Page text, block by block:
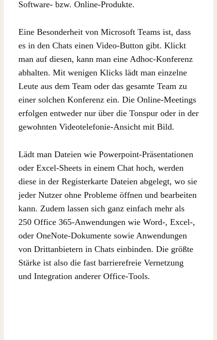
Software- bzw. Online-Produkte.
Eine Besonderheit von Microsoft Teams ist, dass
es in den Chats einen Video-Button gibt. Klickt
man auf diesen, kann man eine Adhoc-Konferenz
abhalten. Mit wenigen Klicks lädt man einzelne
Leute aus dem Team oder das gesamte Team zu
einer solchen Konferenz ein. Die Online-Meetings
erfolgen entweder nur über die Tonspur oder in der
gewohnten Videotelefonie-Ansicht mit Bild.
Lädt man Dateien wie Powerpoint-Präsentationen
oder Excel-Sheets in einem Chat hoch, werden
diese in der Registerkarte Dateien abgelegt, wo sie
jeder Nutzer ohne Probleme öffnen und bearbeiten
kann. Zudem lassen sich ganz einfach mehr als
250 Office 365-Anwendungen wie Word-, Excel-,
oder OneNote-Dokumente sowie Anwendungen
von Drittanbietern in Chats einbinden. Die größte
Stärke ist also die fast barrierefreie Vernetzung
und Integration anderer Office-Tools.